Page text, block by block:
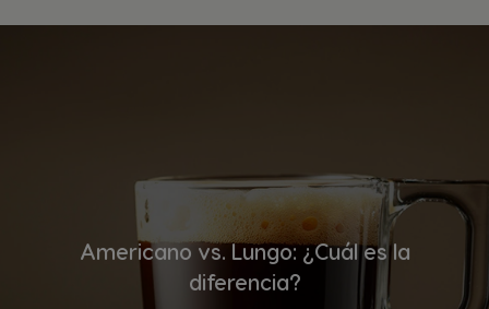
Americano vs. Lungo: ¿Cuál es la
diferencia?